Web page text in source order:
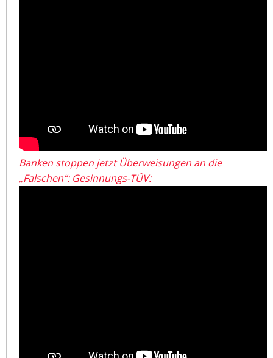
Banken stoppen jetzt Überweisungen an die
„Falschen“: Gesinnungs-TÜV: